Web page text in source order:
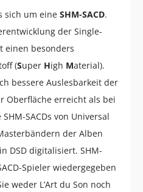
sich um eine SHM-SACD.
der Single-
einen besonders
(Super High Material).
bessere Auslesbarkeit der
Oberfläche erreicht als bei
SACDs von Universal
der Alben
DSD digitalisiert. SHM-
Spieler wiedergegeben
weder L’Art du Son noch